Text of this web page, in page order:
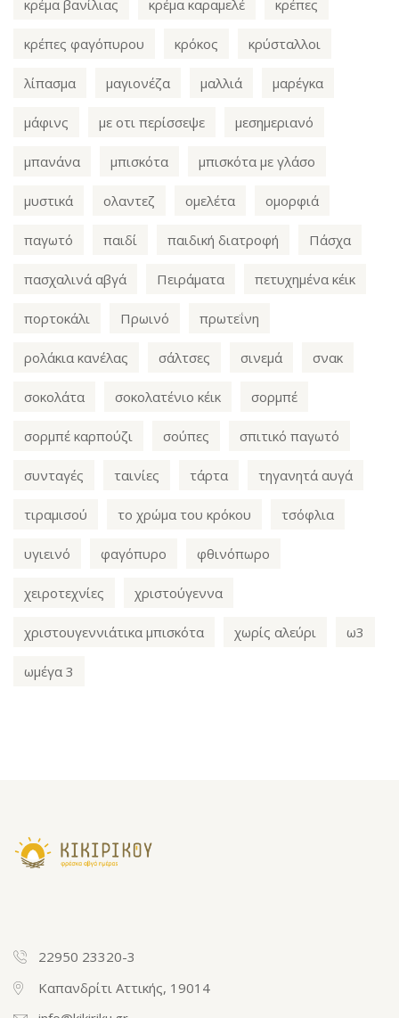
κρέμα βανίλιας κρέμα καραμελέ κρέπες
κρέπες φαγόπυρου κρόκος κρύσταλλοι
λίπασμα μαγιονέζα μαλλιά μαρέγκα
μάφινς με οτι περίσσεψε μεσημεριανό
μπανάνα μπισκότα μπισκότα με γλάσο
μυστικά ολαντεζ ομελέτα ομορφιά
παγωτό παιδί παιδική διατροφή Πάσχα
πασχαλινά αβγά Πειράματα πετυχημένα κέικ
πορτοκάλι Πρωινό πρωτεΐνη
ρολάκια κανέλας σάλτσες σινεμά σνακ
σοκολάτα σοκολατένιο κέικ σορμπέ
σορμπέ καρπούζι σούπες σπιτικό παγωτό
συνταγές ταινίες τάρτα τηγανητά αυγά
τιραμισού το χρώμα του κρόκου τσόφλια
υγιεινό φαγόπυρο φθινόπωρο
χειροτεχνίες χριστούγεννα
χριστουγεννιάτικα μπισκότα χωρίς αλεύρι ω3
ωμέγα 3
22950 23320-3
Καπανδρίτι Αττικής, 19014